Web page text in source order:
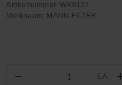
Artikelnummer:WK8137
Merknaam: MANN-FILTER
− EA